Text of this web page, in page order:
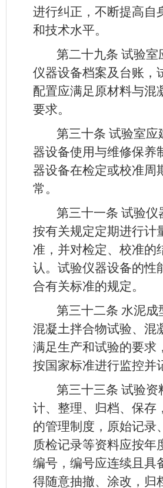
进行纠正，不断提高自
和技术水平。
第二十九条 试验室
仪器设备档案及台账，
配置应满足原材料与混
要求。
第三十条 试验室应
器设备使用与维修保养
器设备在检定或校准周
常。
第三十一条 试验仪
按有关规定定期进行计
准，并对检定、校准的
认。试验仪器设备的性
合有关标准的规定。
第三十二条 水泥成
混凝土拌合物试验、混
满足生产和试验的要求
按国家标准进行监控并
第三十三条 试验资
计、整理、归档、保存
的管理制度，原始记录
质检记录等资料应按年
编号，编号应连续且具
得随意抽撤、涂改，归